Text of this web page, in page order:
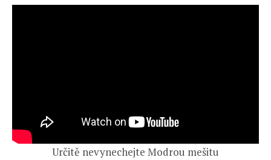
Určitě nevynechejte Modrou mešitu